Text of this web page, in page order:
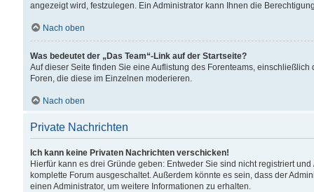
angezeigt wird, festzulegen. Ein Administrator kann Ihnen die
Nach oben
Was bedeutet der „Das Team“-Link auf der Startseite?
Auf dieser Seite finden Sie eine Auflistung des Forenteams,
Foren, die diese im Einzelnen moderieren.
Nach oben
Private Nachrichten
Ich kann keine Privaten Nachrichten verschicken!
Hierfür kann es drei Gründe geben: Entweder Sie sind nicht registriert
komplette Forum ausgeschaltet. Außerdem könnte es sein, dass der
einen Administrator, um weitere Informationen zu erhalten.